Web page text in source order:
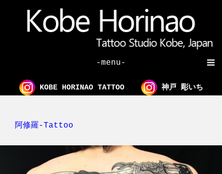
-menu-
KOBE HORINAO TATTOO 神戸 彫いち
阿修羅-Tattoo